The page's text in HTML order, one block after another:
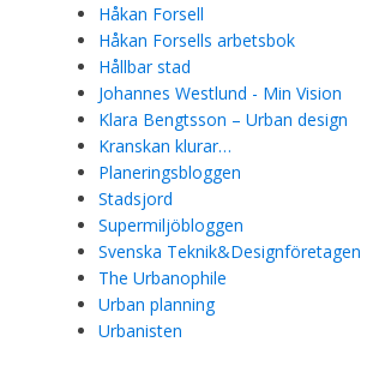
Håkan Forsell
Håkan Forsells arbetsbok
Hållbar stad
Johannes Westlund - Min Vision
Klara Bengtsson – Urban design
Kranskan klurar…
Planeringsbloggen
Stadsjord
Supermiljöbloggen
Svenska Teknik&Designföretagen
The Urbanophile
Urban planning
Urbanisten